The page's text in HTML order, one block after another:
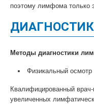
поэтому лимфома только
Методы диагностики
Физикальный осмотр
Квалифицированный врач-
увеличенных